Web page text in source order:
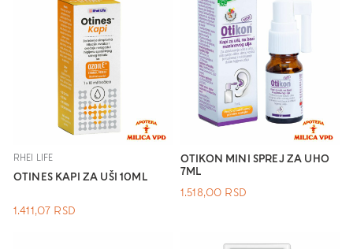
RHEI LIFE
OTINES KAPI ZA UŠI 10ML
1.411,07 RSD
OTIKON MINI SPREJ ZA UHO
7ML
1.518,00 RSD